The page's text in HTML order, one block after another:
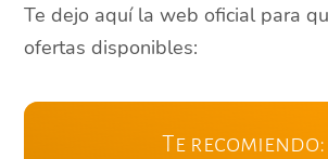
Te dejo aquí la web oficial para
ofertas disponibles:
Te recomiendo: